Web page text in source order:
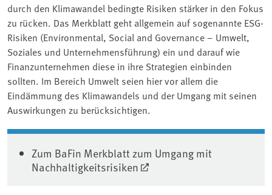
durch den Klimawandel bedingte Risiken stärker in den Fokus
zu rücken. Das Merkblatt geht allgemein auf sogenannte ESG-
Risiken (Environmental, Social and Governance – Umwelt,
Soziales und Unternehmensführung) ein und darauf wie
Finanzunternehmen diese in ihre Strategien einbinden
sollten. Im Bereich Umwelt seien hier vor allem die
Eindämmung des Klimawandels und der Umgang mit seinen
Auswirkungen zu berücksichtigen.
Zum BaFin Merkblatt zum Umgang mit
Nachhaltigkeitsrisiken